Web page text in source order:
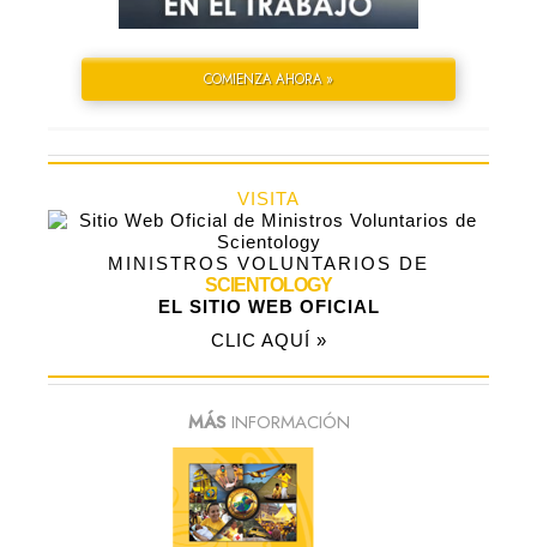
COMIENZA AHORA »
VISITA
MINISTROS VOLUNTARIOS DE
SCIENTOLOGY
EL SITIO WEB OFICIAL
CLIC AQUÍ »
MÁSINFORMACIÓN